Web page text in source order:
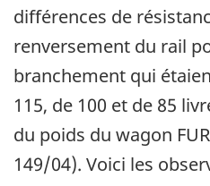
différences de
renversement du rail
branchement qui
115, de 100 et de 85
du poids du wagon
149/04). Voici les